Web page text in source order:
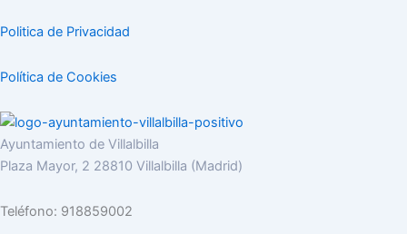
Politica de Privacidad
Política de Cookies
Ayuntamiento de Villalbilla
Plaza Mayor, 2 28810 Villalbilla (Madrid)
Teléfono: 918859002